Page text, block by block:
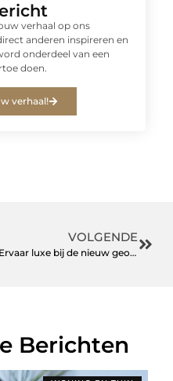
verhaal op ons
anderen inspireren en
onderdeel van een
doen.
verhaal!
VOLGENDE
Ervaar luxe bij de nieuw geopende Juwelier in Deventer
Berichten